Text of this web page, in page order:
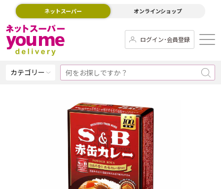
ネットスーパー オンラインショップ
ログイン･会員登録
カテゴリー